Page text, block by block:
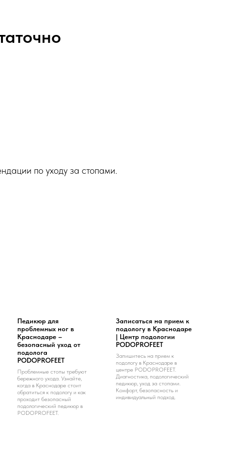
по уходу за стопами.
Педикюр для
проблемных ног в
Краснодаре –
безопасный уход от
подолога
PODOPROFEET
Проблемные стопы требуют
бережного ухода. Узнайте,
когда в Краснодаре стоит
обратиться к подологу и как
проходит безопасный
подологический педикюр в
PODOPROFEET.
Записаться на прием к
подологу в Краснодаре
| Центр подологии
PODOPROFEET
Запишитесь на прием к
подологу в Краснодаре в
центре PODOPROFEET.
Диагностика, подологический
педикюр, уход за стопами.
Комфорт, безопасность и
индивидуальный подход.